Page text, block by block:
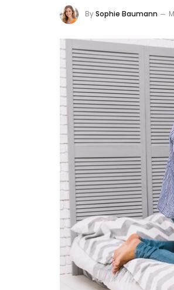
BySophie Baumann